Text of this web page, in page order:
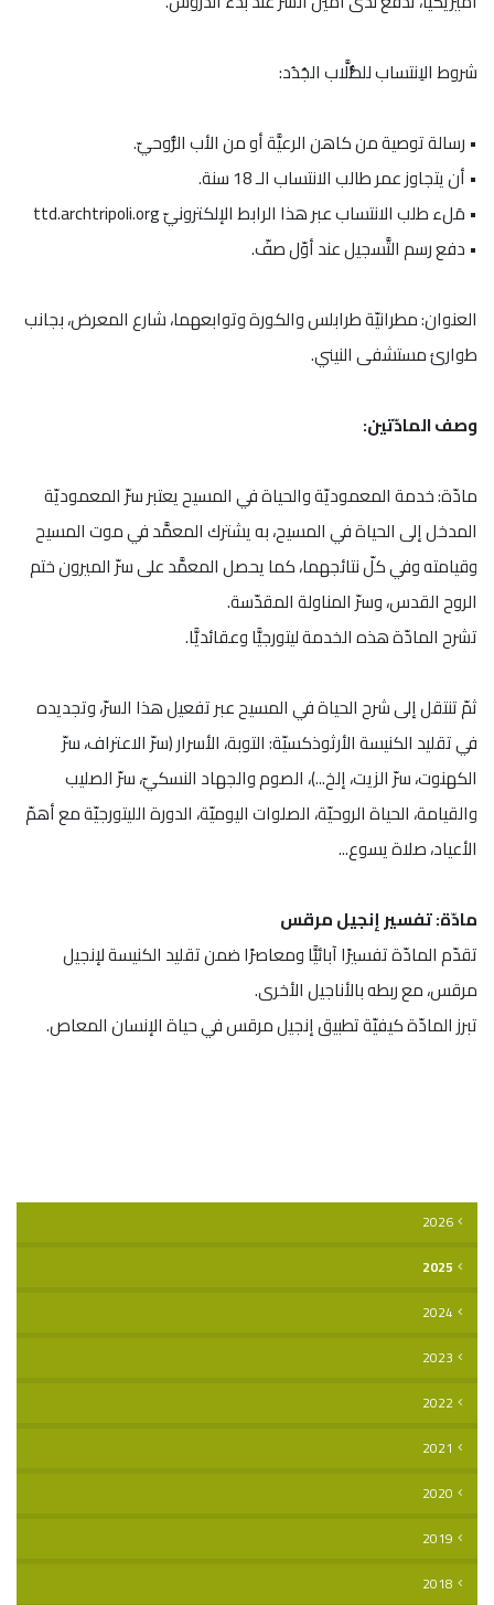
شروط الاِنتساب للطُّلَّاب الجُدُد:
• رسالة توصية من كاهن الرعيَّة أو من الأب الرُّوحيّ.
• أن يتجاوز عمر طالب الانتساب الـ 18 سنة.
• مَلء طلب الانتساب عبر هذا الرابط الإلكترونيّ ttd.archtripoli.org
• دفع رسم التَّسجيل عند أوّل صفّ.
العنوان: مطرانيّة طرابلس والكورة وتوابعهما، شارع المعرض، بجانب
طوارئ مستشفى النيني.
وصف المادّتين:
مادّة: خدمة المعموديّة والحياة في المسيح يعتبر سرّ المعموديّة
المدخل إلى الحياة في المسيح، به يشترك المعمَّد في موت المسيح
وقيامته وفي كلّ نتائجهما، كما يحصل المعمَّد على سرّ الميرون ختم
الروح القدس، وسرّ المناولة المقدّسة.
تشرح المادّة هذه الخدمة ليتورجيًّا وعقائديًّا.
ثمّ تنتقل إلى شرح الحياة في المسيح عبر تفعيل هذا السرّ، وتجديده
في تقليد الكنيسة الأرثوذكسيّة: التوبة، الأسرار (سرّ الاعتراف، سرّ
الكهنوت، سرّ الزيت، إلخ...)، الصوم والجهاد النسكيّ، سرّ الصليب
والقيامة، الحياة الروحيّة، الصلوات اليوميّة، الدورة الليتورجيّة مع أهمّ
الأعياد، صلاة يسوع...
مادّة: تفسير إنجيل مرقس
تقدّم المادّة تفسيرًا آبائيًّا ومعاصرًا ضمن تقليد الكنيسة لإنجيل
مرقس، مع ربطه بالأناجيل الأخرى.
تبرز المادّة كيفيّة تطبيق إنجيل مرقس في حياة الإنسان المعاص.
2026
2025
2024
2023
2022
2021
2020
2019
2018